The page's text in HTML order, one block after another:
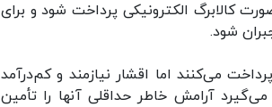
کالابرگ‌ الکترونیکی پرداخت شود ‌و برای
شود.
می‌کنند اما اقشار نیازمند و کم‌درآمد
آرامش خاطر حداقلی آنها را تأمین